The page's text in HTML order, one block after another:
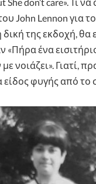
John Lennon για
δική της εκδοχή,
«Πήρα ένα
νοιάζει». Γιατί,
φυγής από το